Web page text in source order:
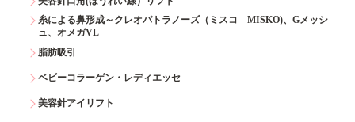
糸による鼻形成～クレオパトラノーズ（ミスコ MISKO)、Gメッシ
ュ、オメガVL
脂肪吸引
ベビーコラーゲン・レディエッセ
美容針アイリフト